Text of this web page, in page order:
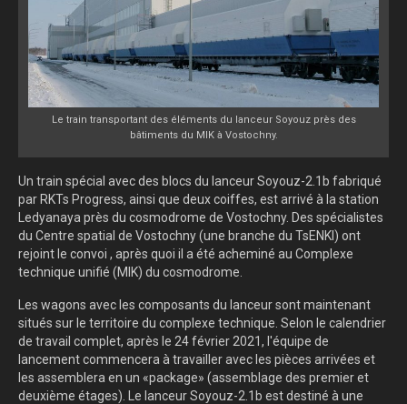
Le train transportant des éléments du lanceur Soyouz près des
bâtiments du MIK à Vostochny.
Un train spécial avec des blocs du lanceur Soyouz-2.1b fabriqué
par RKTs Progress, ainsi que deux coiffes, est arrivé à la station
Ledyanaya près du cosmodrome de Vostochny. Des spécialistes
du Centre spatial de Vostochny (une branche du TsENKI) ont
rejoint le convoi , après quoi il a été acheminé au Complexe
technique unifié (MIK) du cosmodrome.
Les wagons avec les composants du lanceur sont maintenant
situés sur le territoire du complexe technique. Selon le calendrier
de travail complet, après le 24 février 2021, l'équipe de
lancement commencera à travailler avec les pièces arrivées et
les assemblera en un «package» (assemblage des premier et
deuxième étages). Le lanceur Soyouz-2.1b est destiné à une